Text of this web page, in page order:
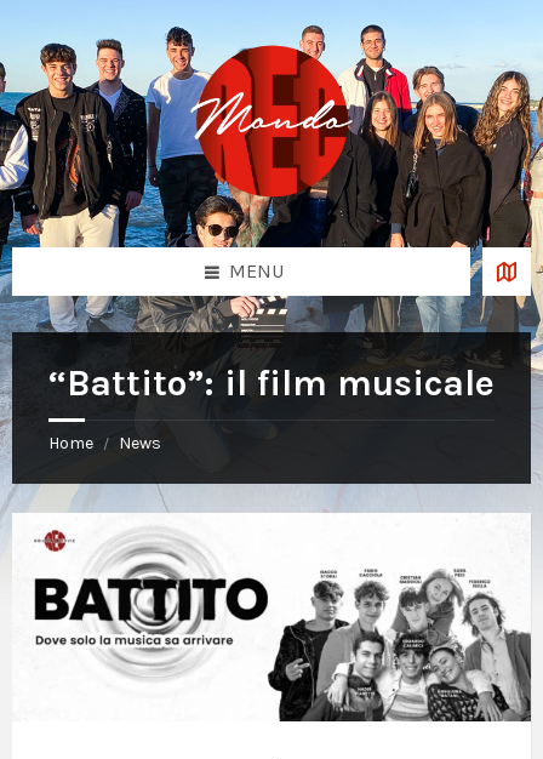
content
sidebar
footer
MENU
“Battito”: il film musicale
Home / News